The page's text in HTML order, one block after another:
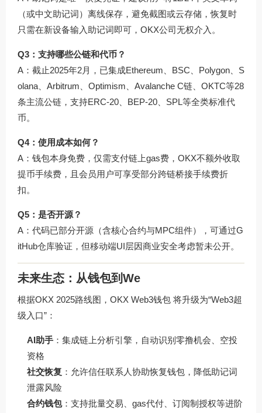
（或中文助记词）离线保存，避免截图或云存储，恢复时
只需在新设备输入助记词即可，OKX公司无权介入。
Q3：支持哪些公链和代币？
A：截止2025年2月，已集成Ethereum、BSC、Polygon、S
olana、Arbitrum、Optimism、Avalanche C链、OKTC等28
条主流公链，支持ERC-20、BEP-20、SPL等全类标准代
币。
Q4：使用成本如何？
A：钱包本身免费，仅需支付链上gas费，OKX不额外收取
提币手续费，且会员用户可享受部分跨链桥接手续费折
扣。
Q5：是否开源？
A：代码已部分开源（含核心合约与MPC组件），可通过G
itHub仓库验证，但移动端UI层因商业安全考虑暂未公开。
未来生态：从钱包到We
根据OKX 2025路线图， OKX Web3钱包 将升级为“Web3超
级入口”：
AI助手 ：集成链上分析引擎，自动识别零撸机会、空投
资格
社交恢复 ：允许信任联系人协助恢复钱包，降低助记词
泄露风险
合约钱包：支持批量交易、gas代付、订阅制授权等进阶